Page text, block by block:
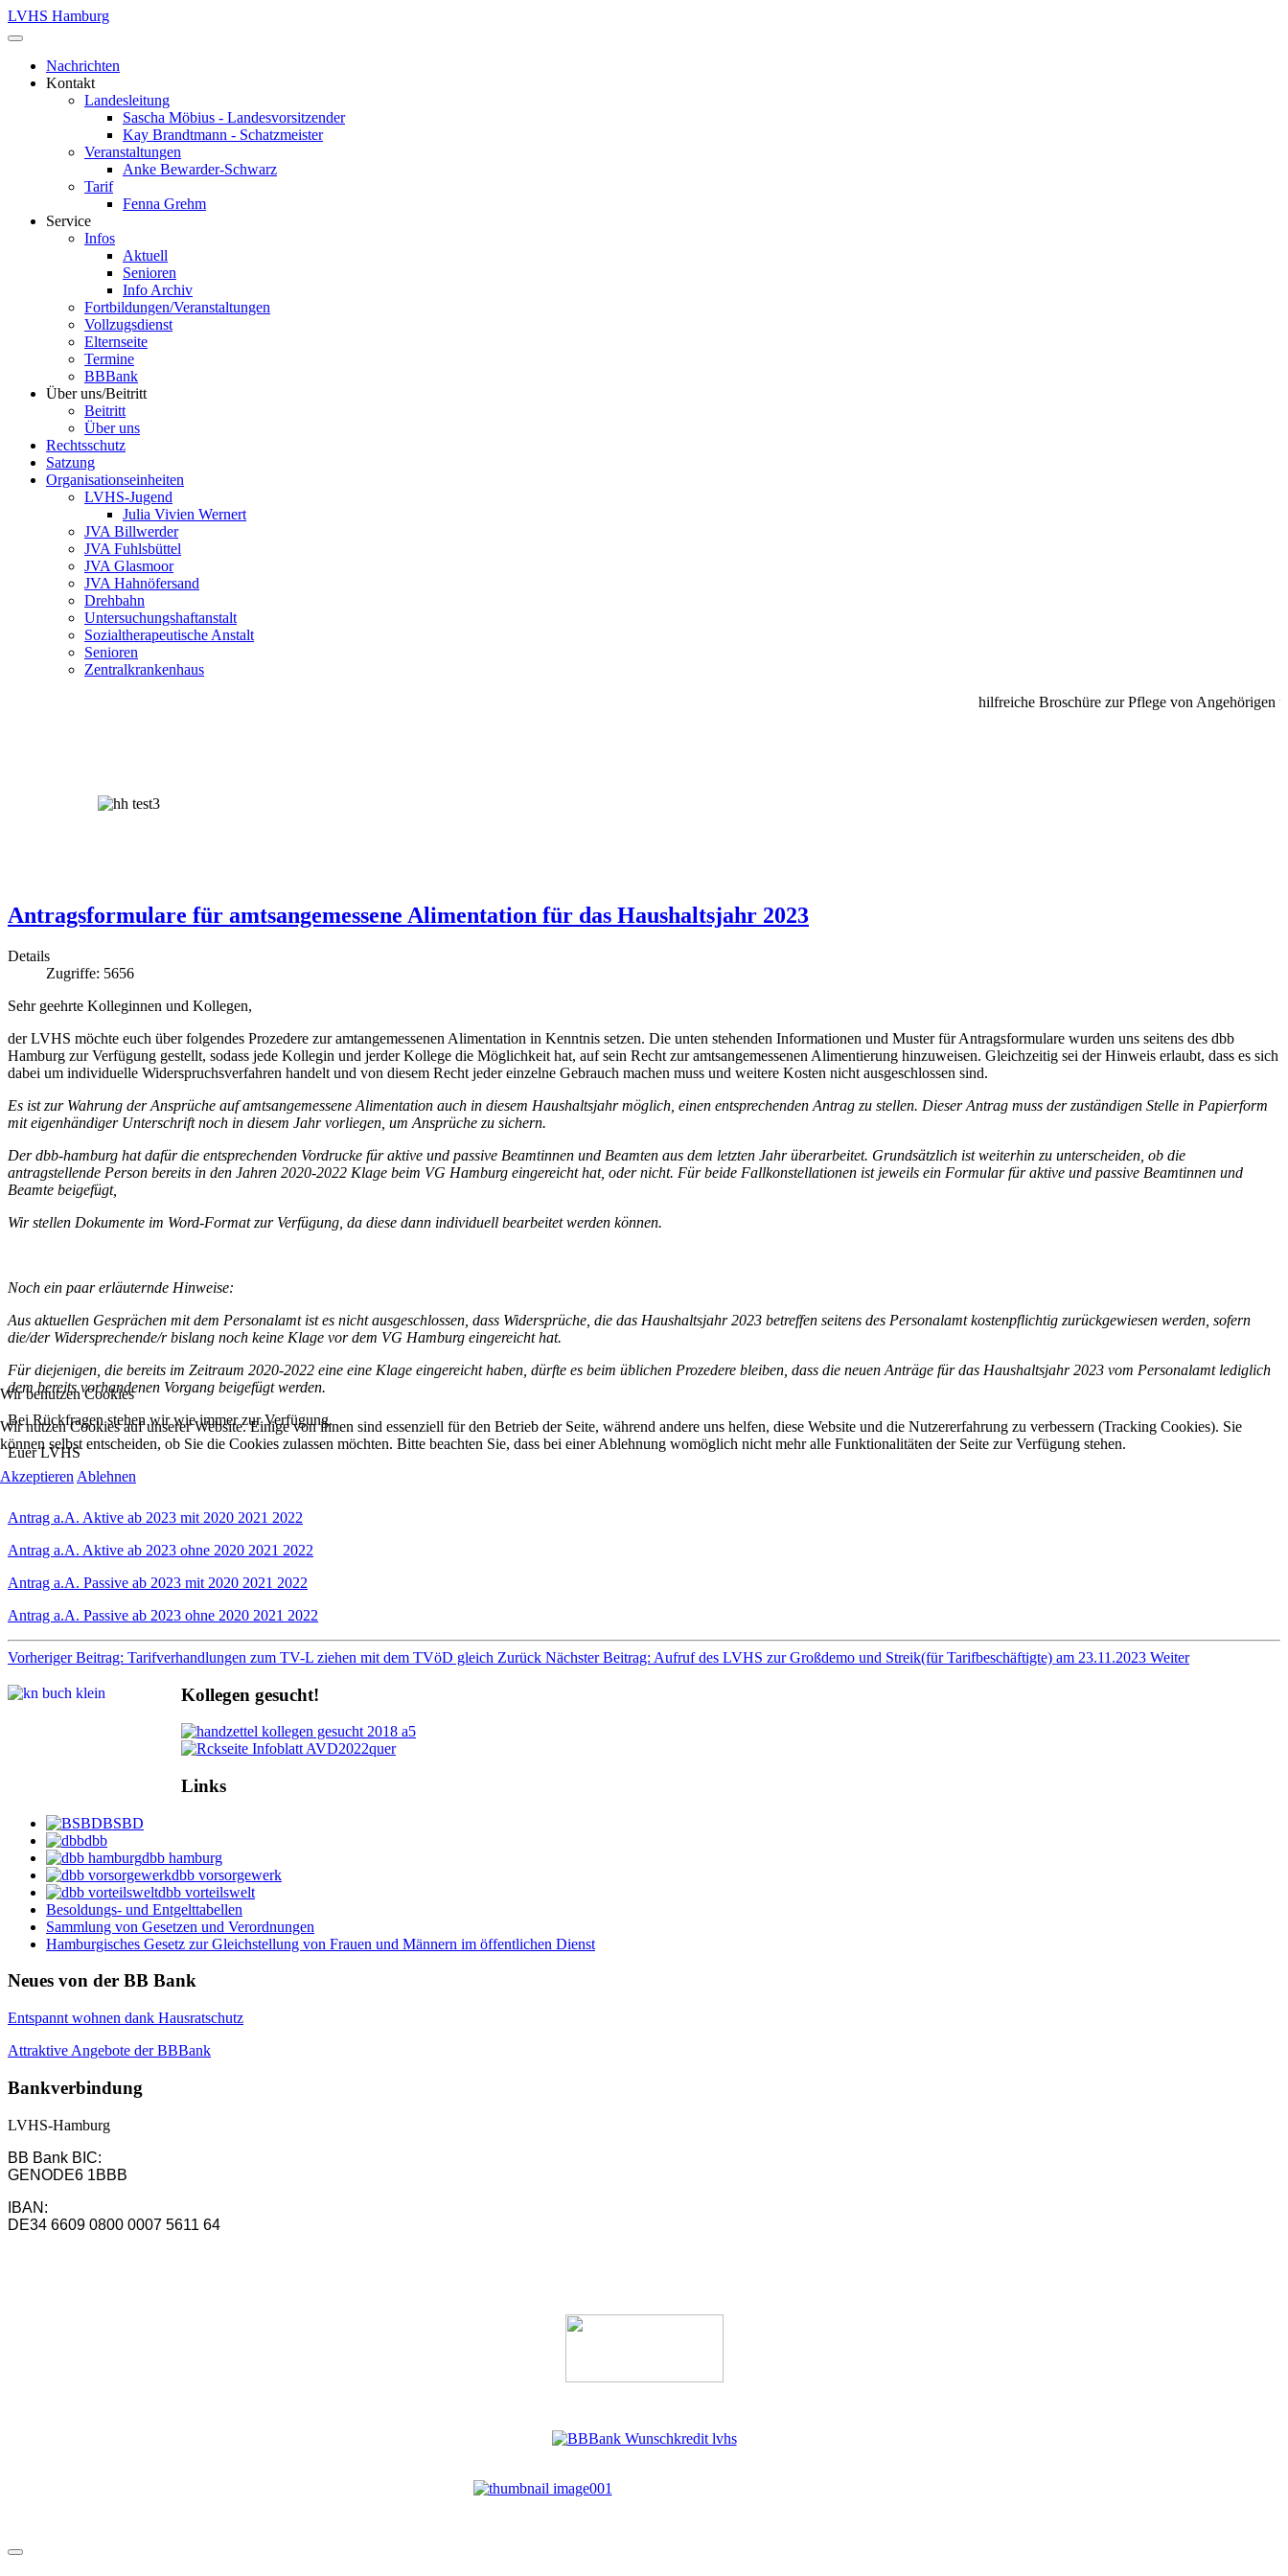
LVHS Hamburg
Nachrichten
Kontakt
Landesleitung
Sascha Möbius - Landesvorsitzender
Kay Brandtmann - Schatzmeister
Veranstaltungen
Anke Bewarder-Schwarz
Tarif
Fenna Grehm
Service
Infos
Aktuell
Senioren
Info Archiv
Fortbildungen/Veranstaltungen
Vollzugsdienst
Elternseite
Termine
BBBank
Über uns/Beitritt
Beitritt
Über uns
Rechtsschutz
Satzung
Organisationseinheiten
LVHS-Jugend
Julia Vivien Wernert
JVA Billwerder
JVA Fuhlsbüttel
JVA Glasmoor
JVA Hahnöfersand
Drehbahn
Untersuchungshaftanstalt
Sozialtherapeutische Anstalt
Senioren
Zentralkrankenhaus
hilfreiche Broschüre zur Pflege von Angehörigen
Antragsformulare für amtsangemessene Alimentation für das Haushaltsjahr 2023
Details
Zugriffe: 5656
Sehr geehrte Kolleginnen und Kollegen,
der LVHS möchte euch über folgendes Prozedere zur amtangemessenen Alimentation in Kenntnis setzen. Die unten stehenden Informationen und Muster für Antragsformulare wurden uns seitens des dbb
Hamburg zur Verfügung gestellt, sodass jede Kollegin und jerder Kollege die Möglichkeit hat, auf sein Recht zur amtsangemessenen Alimentierung hinzuweisen. Gleichzeitig sei der Hinweis erlaubt, dass es sich
dabei um individuelle Widerspruchsverfahren handelt und von diesem Recht jeder einzelne Gebrauch machen muss und weitere Kosten nicht ausgeschlossen sind.
Es ist zur Wahrung der Ansprüche auf amtsangemessene Alimentation auch in diesem Haushaltsjahr möglich, einen entsprechenden Antrag zu stellen. Dieser Antrag muss der zuständigen Stelle in Papierform
mit eigenhändiger Unterschrift noch in diesem Jahr vorliegen, um Ansprüche zu sichern.
Der dbb-hamburg hat dafür die entsprechenden Vordrucke für aktive und passive Beamtinnen und Beamten aus dem letzten Jahr überarbeitet. Grundsätzlich ist weiterhin zu unterscheiden, ob die
antragstellende Person bereits in den Jahren 2020-2022 Klage beim VG Hamburg eingereicht hat, oder nicht. Für beide Fallkonstellationen ist jeweils ein Formular für aktive und passive Beamtinnen und
Beamte beigefügt,
Wir stellen Dokumente im Word-Format zur Verfügung, da diese dann individuell bearbeitet werden können.
Noch ein paar erläuternde Hinweise:
Aus aktuellen Gesprächen mit dem Personalamt ist es nicht ausgeschlossen, dass Widersprüche, die das Haushaltsjahr 2023 betreffen seitens des Personalamt kostenpflichtig zurückgewiesen werden, sofern
die/der Widersprechende/r bislang noch keine Klage vor dem VG Hamburg eingereicht hat.
Für diejenigen, die bereits im Zeitraum 2020-2022 eine eine Klage eingereicht haben, dürfte es beim üblichen Prozedere bleiben, dass die neuen Anträge für das Haushaltsjahr 2023 vom Personalamt lediglich
dem bereits vorhandenen Vorgang beigefügt werden.
Bei Rückfragen stehen wir wie immer zur Verfügung.
Euer LVHS
Antrag a.A. Aktive ab 2023 mit 2020 2021 2022
Antrag a.A. Aktive ab 2023 ohne 2020 2021 2022
Antrag a.A. Passive ab 2023 mit 2020 2021 2022
Antrag a.A. Passive ab 2023 ohne 2020 2021 2022
Vorheriger Beitrag: Tarifverhandlungen zum TV-L ziehen mit dem TVöD gleich Zurück Nächster Beitrag: Aufruf des LVHS zur Großdemo und Streik(für Tarifbeschäftigte) am 23.11.2023 Weiter
Kollegen gesucht!
Links
BSBD
dbb
dbb hamburg
dbb vorsorgewerk
dbb vorteilswelt
Besoldungs- und Entgelttabellen
Sammlung von Gesetzen und Verordnungen
Hamburgisches Gesetz zur Gleichstellung von Frauen und Männern im öffentlichen Dienst
Neues von der BB Bank
Entspannt wohnen dank Hausratschutz
Attraktive Angebote der BBBank
Bankverbindung
LVHS-Hamburg
BB Bank BIC:
GENODE6 1BBB
IBAN:
DE34 6609 0800 0007 5611 64
Wir benutzen Cookies
Wir nutzen Cookies auf unserer Website. Einige von ihnen sind essenziell für den Betrieb der Seite, während andere uns helfen, diese Website und die Nutzererfahrung zu verbessern (Tracking Cookies). Sie
können selbst entscheiden, ob Sie die Cookies zulassen möchten. Bitte beachten Sie, dass bei einer Ablehnung womöglich nicht mehr alle Funktionalitäten der Seite zur Verfügung stehen.
Akzeptieren Ablehnen